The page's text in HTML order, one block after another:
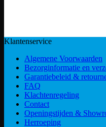
Klantenservice
Algemene Voorwaarden
Bezorginformatie en
Garantiebeleid &
FAQ
Klachtenregeling
Contact
Openingstijden &
Herroeping